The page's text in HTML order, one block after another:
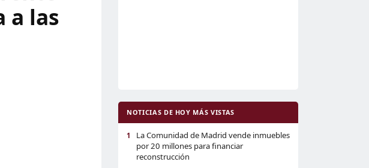
a las
NOTICIAS DE HOY MÁS VISTAS
1
La Comunidad de Madrid vende inmuebles
por 20 millones para financiar
reconstrucción